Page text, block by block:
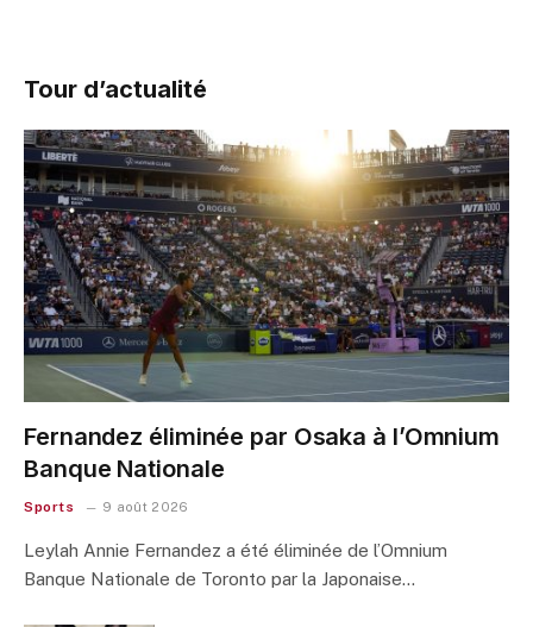
Tour d’actualité
Fernandez éliminée par Osaka à l’Omnium
Banque Nationale
Sports 9 août 2026
Leylah Annie Fernandez a été éliminée de l’Omnium
Banque Nationale de Toronto par la Japonaise…